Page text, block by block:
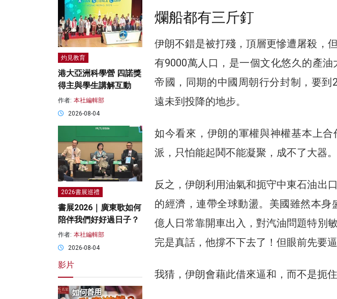
爛船都有三斤釘
伊朗不錯是被打殘，頂層更慘遭屠殺，
有9000萬人口，是一個文化悠久的產
帝國，同期的中國周朝行分封制，要到
遠未到投降的地步。
如今看來，伊朗的軍權與神權基本上
派，只怕能起鬨不能凝聚，成不了大器。
反之，伊朗利用油氣和扼守中東石油出
的經濟，連帶全球動盪。美國雖然本身
億人日常靠開車出入，對汽油問題特別
完是真話，他撐不下去了！但眼前先要
我猜，伊朗會藉此借來逼和，而不是扼
灼見教育
港大亞洲科學營 四諾獎
得主與學生講解互動
作者: 本社編輯部
2026-08-04
2026書展巡禮
書展2026｜廣東歌如何
陪伴我們好好過日子？
作者: 本社編輯部
2026-08-04
影片